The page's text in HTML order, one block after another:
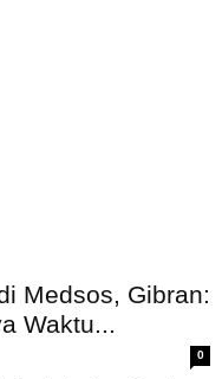
Medsos, Gibran:
Waktu...
0